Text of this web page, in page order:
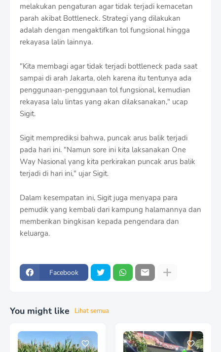
melakukan pengaturan agar tidak terjadi kemacetan
parah akibat Bottleneck. Strategi yang dilakukan
adalah dengan mengaktifkan tol fungsional hingga
rekayasa lalin lainnya.
"Kita membagi agar tidak terjadi bottleneck pada saat
sampai di arah Jakarta, oleh karena itu tentunya ada
penggunaan-penggunaan tol fungsional, kemudian
rekayasa lalu lintas yang akan dilaksanakan," ucap
Sigit.
Sigit memprediksi bahwa, puncak arus balik terjadi
pada hari ini. "Namun sore ini kita laksanakan One
Way Nasional yang kita perkirakan puncak arus balik
terjadi di hari ini," ujar Sigit.
Dalam kesempatan ini, Sigit juga menyapa para
pemudik yang kembali dari kampung halamannya dan
memberikan bingkisan kepada pengendara dan
keluarga.
Facebook
You might like Lihat semua